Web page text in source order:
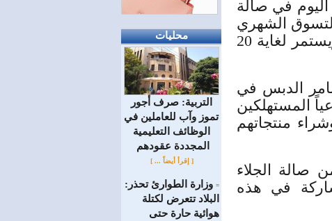
محليات
التربية: صرف أجور
تموز وآب للعاملين في
الوظائف ‏التعليمية
المجددة عقودهم ‏
[ إقرأ أيضاً ... ]
= وزارة الطوارئ تحذر:
البلاد تتعرض لكتلة
هوائية حارة حتى
اليوم في صالة
الـ 94 من مهرجان التسوق الشهري
صنع في سورية الذي تنظمه غرفة صناعة دمشق وريفها ويستمر لغاية 20
الدبس في
المستهلكين
منتجاتهم
صالة الجلاء
في هذه